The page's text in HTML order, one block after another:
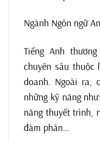
Ngành Ngôn ngữ
Tiếng Anh
chuyên sâu
doanh. Ngoài ra,
những kỹ năng
năng thuyết trình,
đàm phán…